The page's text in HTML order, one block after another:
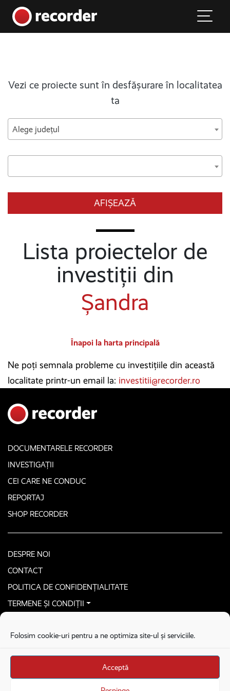
Folosim cookie-uri pentru a ne optimiza site-ul și serviciile.
Acceptă
Main Navigation
Vezi ce proiecte sunt în desfășurare în localitatea
ta
Alege județul
AFIȘEAZĂ
Lista proiectelor de
investiții din
Șandra
Înapoi la harta principală
Ne poți semnala probleme cu investițiile din această
localitate printr-un email la: investitii@recorder.ro
DOCUMENTARELE RECORDER
INVESTIGAȚII
CEI CARE NE CONDUC
REPORTAJ
SHOP RECORDER
DESPRE NOI
CONTACT
POLITICA DE CONFIDENȚIALITATE
TERMENE ȘI CONDIȚII
Stega creative
Brandul Recorder e operat de Asociația Recorder Community, sub licența SC